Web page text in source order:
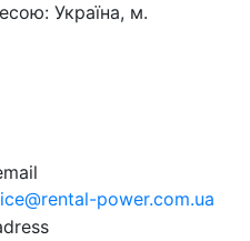
Україна, м.
power.com.ua